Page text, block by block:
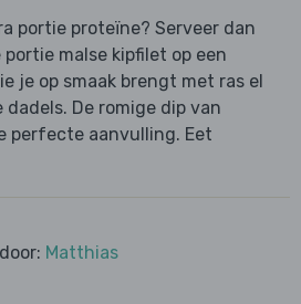
portie proteïne? Serveer dan
malse kipfilet op een
je op smaak brengt met ras el
De romige dip van
perfecte aanvulling. Eet
Matthias